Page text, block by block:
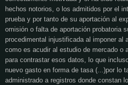
hechos notorios, o los admitidos por el
prueba y por tanto de su aportación al
omisión o falta de aportación probatoria
procedimental injustificada al imponer al
como es acudir al estudio de mercado o
para contrastar esos datos, lo que
nuevo gasto en forma de tasa (...)por lo
administrado a registros donde constan